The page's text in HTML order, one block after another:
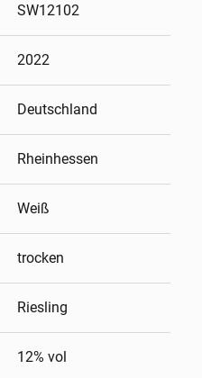
SW12102
2022
Deutschland
Rheinhessen
Weiß
trocken
Riesling
12% vol